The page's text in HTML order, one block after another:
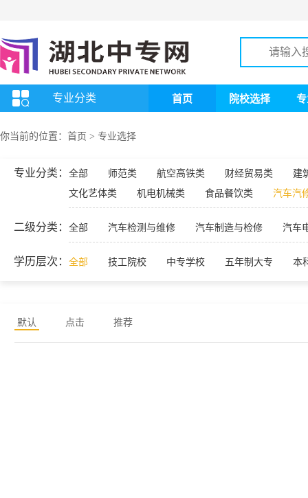
专业分类 首页 院校选择
你当前的位置： 首页 > 专业选择
专业分类： 全部 师范类 航空高铁类 财经贸易类
建
文化艺体类
机电机械类 食品餐饮类 汽车汽
二级分类： 全部 汽车检测与维修 汽车制造与检修 汽车
学历层次： 全部 技工院校 中专学校 五年制大专 本
默认 点击 推荐